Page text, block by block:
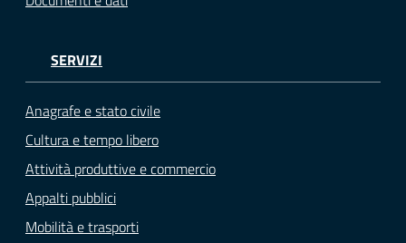
SERVIZI
Anagrafe e stato civile
Cultura e tempo libero
Attività produttive e commercio
Appalti pubblici
Mobilità e trasporti